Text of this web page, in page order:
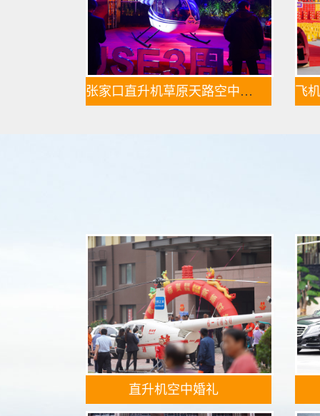
张家口直升机草原天路空中旅游正式开启
直升机空中婚礼